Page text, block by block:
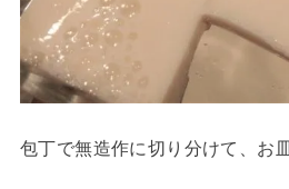
包丁で無造作に切り分けて、お